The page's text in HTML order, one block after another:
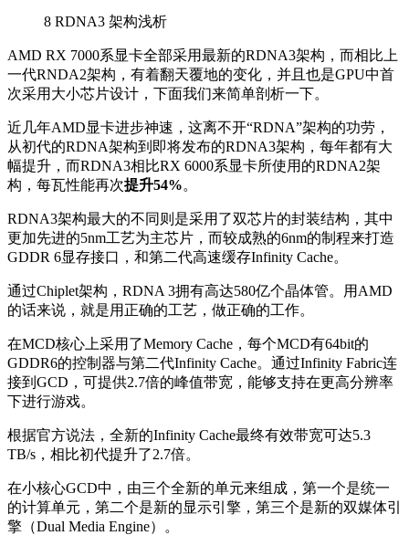
8 RDNA3 架构浅析
AMD RX 7000系显卡全部采用最新的RDNA3架构，而相比上
一代RNDA2架构，有着翻天覆地的变化，并且也是GPU中首
次采用大小芯片设计，下面我们来简单剖析一下。
近几年AMD显卡进步神速，这离不开“RDNA”架构的功劳，
从初代的RDNA架构到即将发布的RDNA3架构，每年都有大
幅提升，而RDNA3相比RX 6000系显卡所使用的RDNA2架
构，每瓦性能再次提升54%。
RDNA3架构最大的不同则是采用了双芯片的封装结构，其中
更加先进的5nm工艺为主芯片，而较成熟的6nm的制程来打造
GDDR 6显存接口，和第二代高速缓存Infinity Cache。
通过Chiplet架构，RDNA 3拥有高达580亿个晶体管。用AMD
的话来说，就是用正确的工艺，做正确的工作。
在MCD核心上采用了Memory Cache，每个MCD有64bit的
GDDR6的控制器与第二代Infinity Cache。通过Infinity Fabric连
接到GCD，可提供2.7倍的峰值带宽，能够支持在更高分辨率
下进行游戏。
根据官方说法，全新的Infinity Cache最终有效带宽可达5.3
TB/s，相比初代提升了2.7倍。
在小核心GCD中，由三个全新的单元来组成，第一个是统一
的计算单元，第二个是新的显示引擎，第三个是新的双媒体引
擎（Dual Media Engine）。